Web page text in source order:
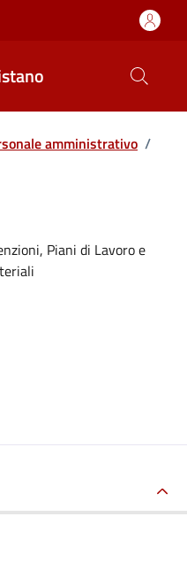
amministrativo /
Piani di Lavoro e